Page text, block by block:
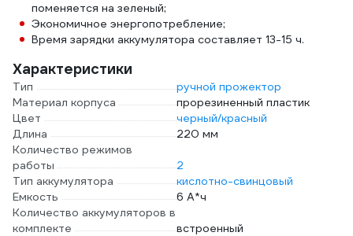
поменяется на зеленый;
Экономичное энергопотребление;
Время зарядки аккумулятора составляет 13-15 ч.
Характеристики
Тип
ручной прожектор
Материал корпуса
прорезиненный пластик
Цвет
черный/красный
Длина
220 мм
Количество режимов
работы
2
Тип аккумулятора
кислотно-свинцовый
Емкость
6 А*ч
Количество аккумуляторов в
комплекте
встроенный